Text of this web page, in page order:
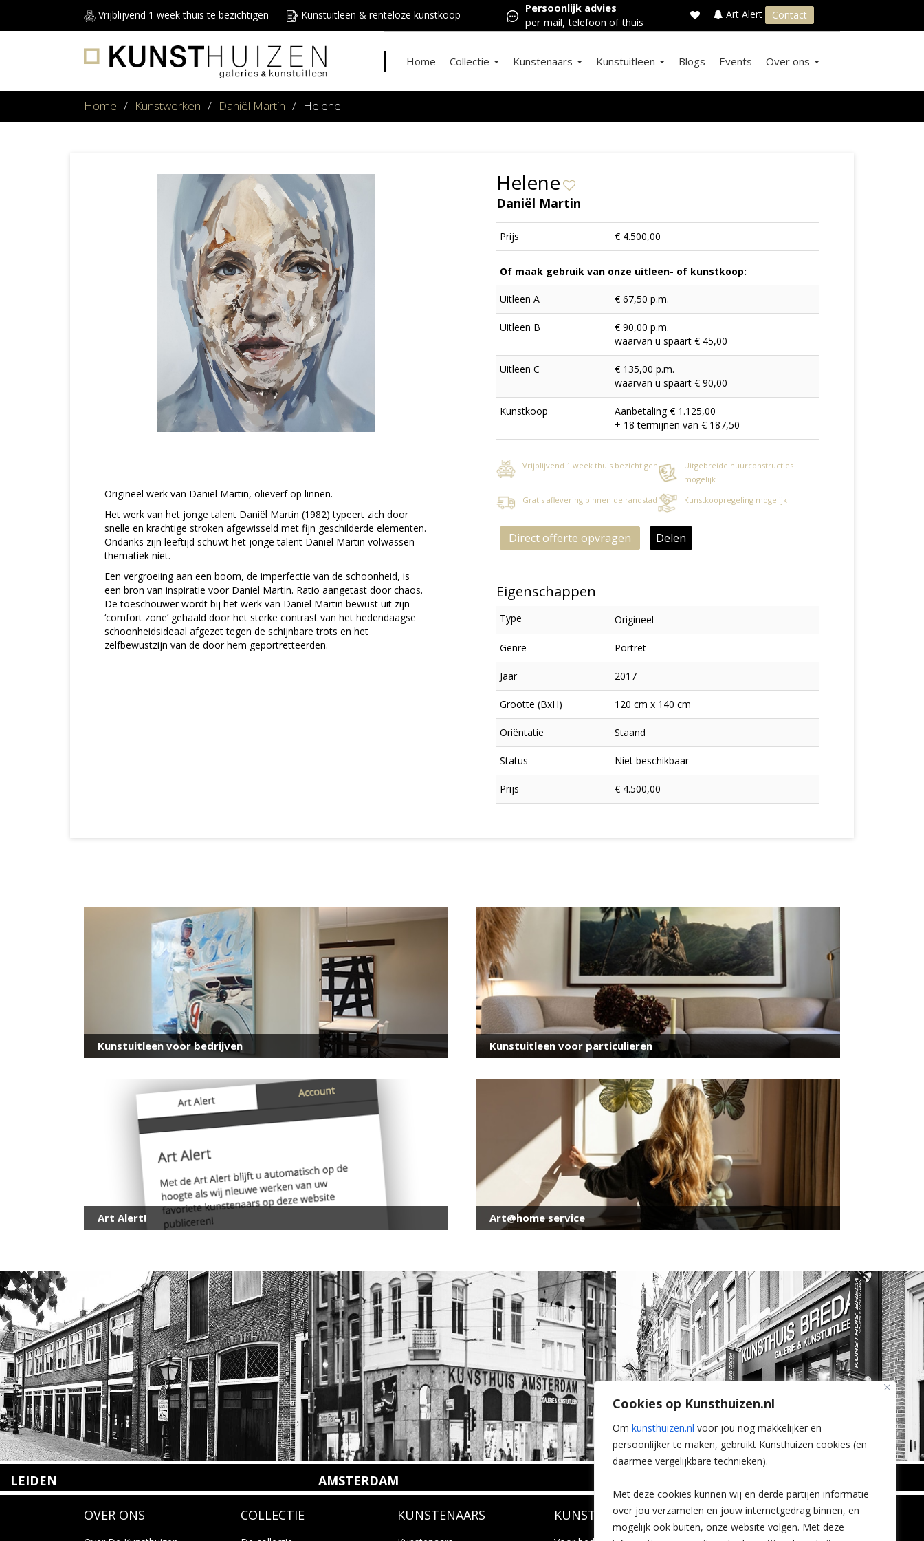
Cookies op Kunsthuizen.nl
Om kunsthuizen.nl voor jou nog makkelijker en
persoonlijker te maken, gebruikt Kunsthuizen cookies (en
daarmee vergelijkbare technieken).
Met deze cookies kunnen wij en derde partijen informatie
over jou verzamelen en jouw internetgedrag binnen, en
mogelijk ook buiten, onze website volgen. Met deze
Vrijblijvend 1 week thuis te bezichtigen Kunstuitleen & renteloze kunstkoop
Persoonlijk advies
per mail, telefoon of thuis
Art Alert Contact
Home Collectie Kunstenaars Kunstuitleen Blogs Events Over ons
Home / Kunstwerken / Daniël Martin / Helene
Origineel werk van Daniel Martin, olieverf op linnen.
Het werk van het jonge talent Daniël Martin (1982) typeert zich door
snelle en krachtige stroken afgewisseld met fijn geschilderde elementen.
Ondanks zijn leeftijd schuwt het jonge talent Daniel Martin volwassen
thematiek niet.
Een vergroeiing aan een boom, de imperfectie van de schoonheid, is
een bron van inspiratie voor Daniël Martin. Ratio aangetast door chaos.
De toeschouwer wordt bij het werk van Daniël Martin bewust uit zijn
‘comfort zone’ gehaald door het sterke contrast van het hedendaagse
schoonheidsideaal afgezet tegen de schijnbare trots en het
zelfbewustzijn van de door hem geportretteerden.
Helene
Daniël Martin
Prijs € 4.500,00
Of maak gebruik van onze uitleen- of kunstkoop:
Uitleen A € 67,50 p.m.
Uitleen B
€ 90,00 p.m.
waarvan u spaart € 45,00
Uitleen C
€ 135,00 p.m.
waarvan u spaart € 90,00
Kunstkoop
Aanbetaling € 1.125,00
+ 18 termijnen van € 187,50
Vrijblijvend 1 week thuis bezichtigen
Uitgebreide huurconstructies
mogelijk
Gratis aflevering binnen de randstad
Kunstkoopregeling mogelijk
Direct offerte opvragen Delen
Eigenschappen
Type Origineel
Genre Portret
Jaar 2017
Grootte (BxH) 120 cm x 140 cm
Oriëntatie Staand
Status Niet beschikbaar
Prijs € 4.500,00
Kunstuitleen voor bedrijven Kunstuitleen voor particulieren
Art Alert! Art@home service
LEIDEN AMSTERDAM
1075 VX Amsterdam
Wilhelminastraat 11
4818 SB Breda
+31 (0)76 5221309
OVER ONS COLLECTIE KUNSTENAARS KUNSTUITLEEN CONTACT
Meld je aan
voor onze nieuwsbrief
E-
mailadres